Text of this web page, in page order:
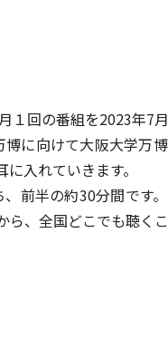
１回の番組を2023年7
に向けて大阪大学万
入れていきます。
前半の約30分間です
、全国どこでも聴く